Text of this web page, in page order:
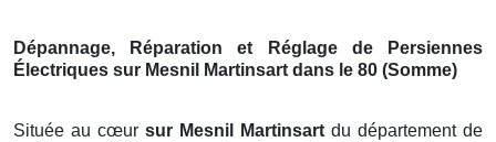
Dépannage, Réparation et Réglage de Persiennes
Électriques sur Mesnil Martinsart dans le 80 (Somme)
Située au cœur sur Mesnil Martinsart du département de